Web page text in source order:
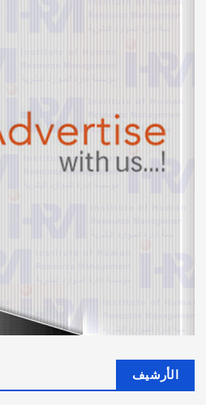
الأرشيف